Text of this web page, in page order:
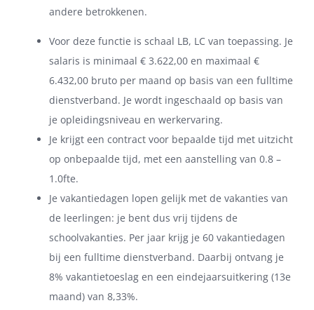
andere betrokkenen.
Voor deze functie is schaal LB, LC van toepassing. Je
salaris is minimaal € 3.622,00 en maximaal €
6.432,00 bruto per maand op basis van een fulltime
dienstverband. Je wordt ingeschaald op basis van
je opleidingsniveau en werkervaring.
Je krijgt een contract voor bepaalde tijd met uitzicht
op onbepaalde tijd, met een aanstelling van 0.8 –
1.0fte.
Je vakantiedagen lopen gelijk met de vakanties van
de leerlingen: je bent dus vrij tijdens de
schoolvakanties. Per jaar krijg je 60 vakantiedagen
bij een fulltime dienstverband. Daarbij ontvang je
8% vakantietoeslag en een eindejaarsuitkering (13e
maand) van 8,33%.